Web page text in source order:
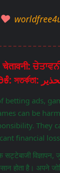
betting ads,
can be
They
financial
विज्ञापन,
होता है। अपने